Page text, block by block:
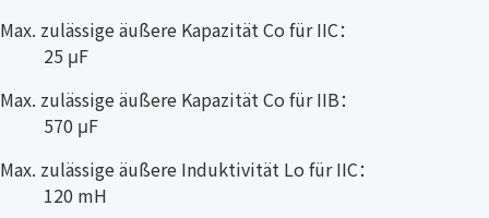
Max. zulässige äußere Kapazität Co für IIC：
25 μF
Max. zulässige äußere Kapazität Co für IIB：
570 μF
Max. zulässige äußere Induktivität Lo für IIC：
120 mH